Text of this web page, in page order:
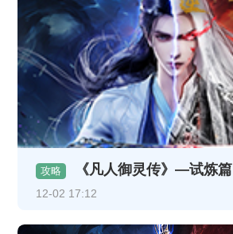
攻略 《凡人御灵传》—试炼篇
12-02 17:12